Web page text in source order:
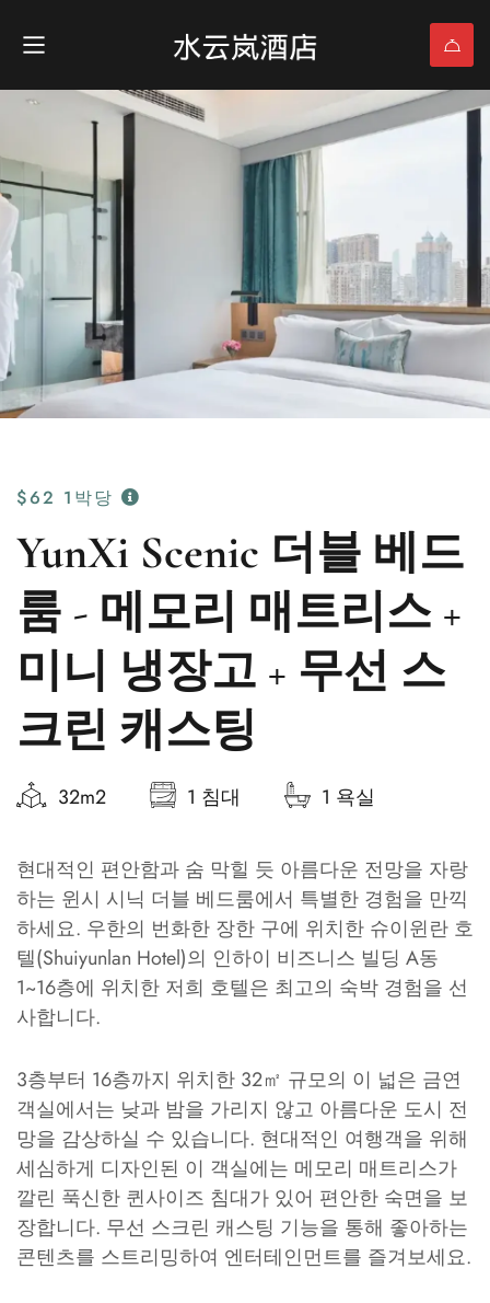
$62 1박당
YunXi Scenic 더블 베드
룸 - 메모리 매트리스 +
미니 냉장고 + 무선 스
크린 캐스팅
32m2 1 침대 1 욕실
현대적인 편안함과 숨 막힐 듯 아름다운 전망을 자랑
하는 윈시 시닉 더블 베드룸에서 특별한 경험을 만끽
하세요. 우한의 번화한 장한 구에 위치한 슈이윈란 호
텔(Shuiyunlan Hotel)의 인하이 비즈니스 빌딩 A동
1~16층에 위치한 저희 호텔은 최고의 숙박 경험을 선
사합니다.
3층부터 16층까지 위치한 32㎡ 규모의 이 넓은 금연
객실에서는 낮과 밤을 가리지 않고 아름다운 도시 전
망을 감상하실 수 있습니다. 현대적인 여행객을 위해
세심하게 디자인된 이 객실에는 메모리 매트리스가
깔린 푹신한 퀸사이즈 침대가 있어 편안한 숙면을 보
장합니다. 무선 스크린 캐스팅 기능을 통해 좋아하는
콘텐츠를 스트리밍하여 엔터테인먼트를 즐겨보세요.